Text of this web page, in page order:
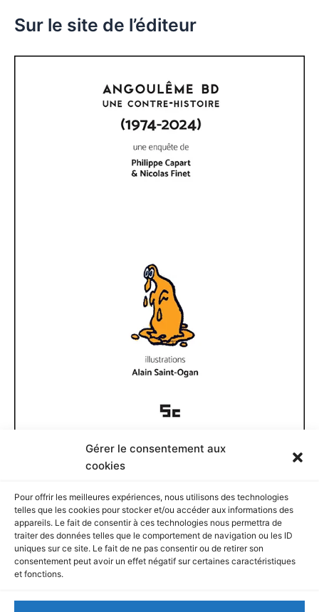
Gérer le consentement aux
cookies
Pour offrir les meilleures expériences, nous utilisons des technologies
telles que les cookies pour stocker et/ou accéder aux informations des
appareils. Le fait de consentir à ces technologies nous permettra de
traiter des données telles que le comportement de navigation ou les ID
uniques sur ce site. Le fait de ne pas consentir ou de retirer son
consentement peut avoir un effet négatif sur certaines caractéristiques
et fonctions.
Sur le site de l’éditeur
Documents disponibles
D
o
c
u
m
e
t
Rechercher
e